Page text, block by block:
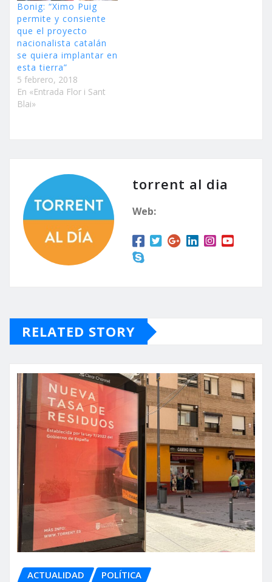
Bonig: “Ximo Puig
permite y consiente
que el proyecto
nacionalista catalán
se quiera implantar en
esta tierra”
5 febrero, 2018
En «Entrada Flor i Sant
Blai»
torrent al dia
Web:
RELATED STORY
ACTUALIDAD POLÍTICA